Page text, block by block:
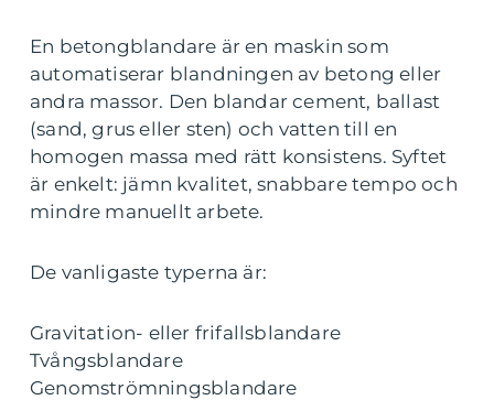
En betongblandare är en maskin som
automatiserar blandningen av betong eller
andra massor. Den blandar cement, ballast
(sand, grus eller sten) och vatten till en
homogen massa med rätt konsistens. Syftet
är enkelt: jämn kvalitet, snabbare tempo och
mindre manuellt arbete.
De vanligaste typerna är:
Gravitation- eller frifallsblandare
Tvångsblandare
Genomströmningsblandare